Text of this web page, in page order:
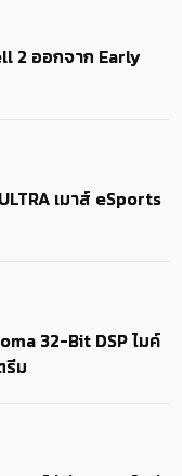
2 ออกจาก Early
เมาส์ eSports
32-Bit DSP ไมค์
รีม